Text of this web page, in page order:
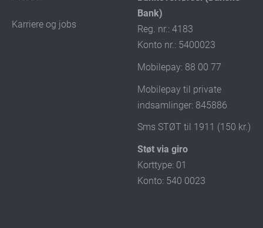
Karriere og jobs
Bank)
Reg. nr.: 4183
Konto nr.: 5400023
Mobilepay: 88 00 77
Mobilepay til private
indsamlinger: 845886
Sms STØT til 1911 (150 kr.)
Støt via giro
Korttype: 01
Konto: 540 0023